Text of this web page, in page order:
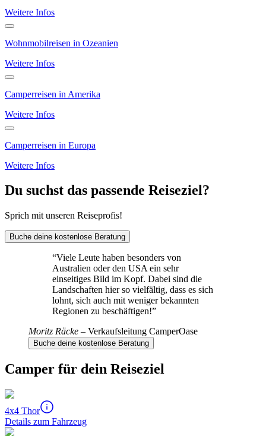
Weitere Infos
Wohnmobilreisen in Ozeanien
Weitere Infos
Camperreisen in Amerika
Weitere Infos
Camperreisen in Europa
Weitere Infos
Du suchst das passende Reiseziel?
Sprich mit unseren Reiseprofis!
Buche deine kostenlose Beratung
“Viele Leute haben besonders von
Australien oder den USA ein sehr
einseitiges Bild im Kopf. Dabei sind die
Landschaften hier so vielfältig, dass es sich
lohnt, sich auch mit weniger bekannten
Regionen zu beschäftigen!”
Moritz Räcke – Verkaufsleitung CamperOase
Buche deine kostenlose Beratung
Camper für dein Reiseziel
4x4 Thor
Details zum Fahrzeug